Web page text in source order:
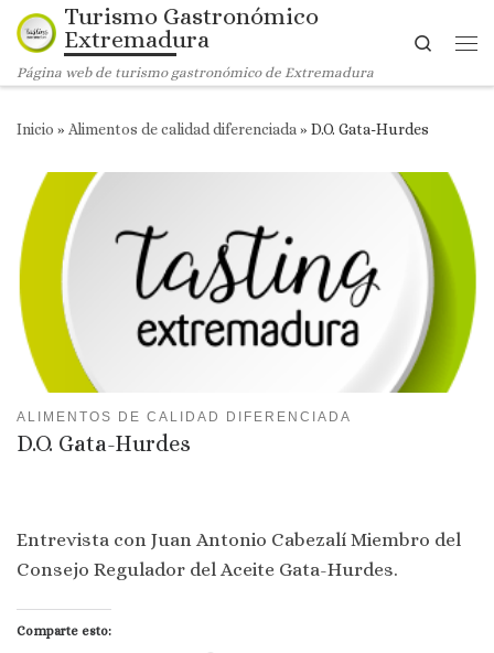
Saltar al contenido
Turismo Gastronómico
Extremadura
Página web de turismo gastronómico de Extremadura
Search
Inicio » Alimentos de calidad diferenciada » D.O. Gata-Hurdes
ALIMENTOS DE CALIDAD DIFERENCIADA
D.O. Gata-Hurdes
Entrevista con Juan Antonio Cabezalí Miembro del
Consejo Regulador del Aceite Gata-Hurdes.
Comparte esto: